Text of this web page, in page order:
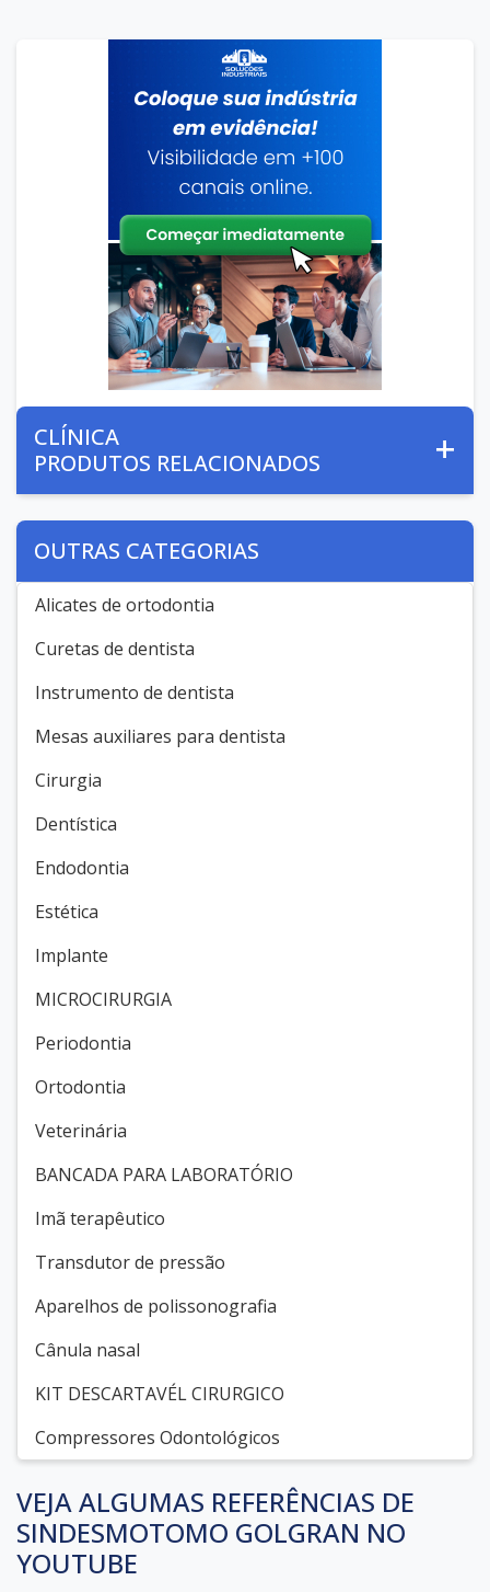
CLÍNICA
PRODUTOS RELACIONADOS
OUTRAS CATEGORIAS
Alicates de ortodontia
Curetas de dentista
Instrumento de dentista
Mesas auxiliares para dentista
Cirurgia
Dentística
Endodontia
Estética
Implante
MICROCIRURGIA
Periodontia
Ortodontia
Veterinária
BANCADA PARA LABORATÓRIO
Imã terapêutico
Transdutor de pressão
Aparelhos de polissonografia
Cânula nasal
KIT DESCARTAVÉL CIRURGICO
Compressores Odontológicos
VEJA ALGUMAS REFERÊNCIAS DE
SINDESMOTOMO GOLGRAN NO
YOUTUBE